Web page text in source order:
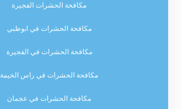
مكافحة الحشرات الفجيرة
مكافحة الحشرات في ابوظبي
مكافحة الحشرات في الفجيرة
مكافحة الحشرات في راس الخيمة
مكافحة الحشرات في عجمان